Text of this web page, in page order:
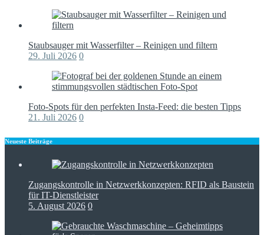
Staubsauger mit Wasserfilter – Reinigen und filtern
29. Juli 2026 0
Foto-Spots für den perfekten Insta-Feed: die besten Tipps
21. Juli 2026 0
Neueste Beiträge
Zugangskontrolle in Netzwerkkonzepten: RFID als Baustein
für IT-Dienstleister
5. August 2026 0